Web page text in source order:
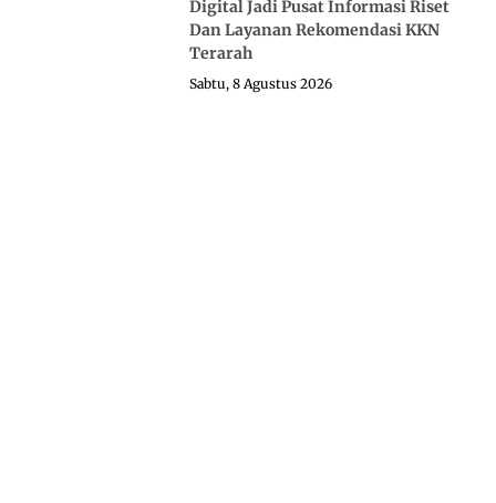
Digital Jadi Pusat Informasi Riset
Dan Layanan Rekomendasi KKN
Terarah
Sabtu, 8 Agustus 2026